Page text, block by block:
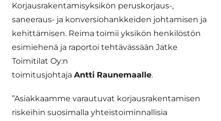
Korjausrakentamisyksikön peruskorjaus-,
saneeraus- ja konversiohankkeiden johtamisen ja
kehittämisen. Reima toimii yksikön henkilöstön
esimiehenä ja raportoi tehtävässään Jatke
Toimitilat Oy:n
toimitusjohtaja Antti Raunemaalle.
”Asiakkaamme varautuvat korjausrakentamisen
riskeihin suosimalla yhteistoiminnallisia